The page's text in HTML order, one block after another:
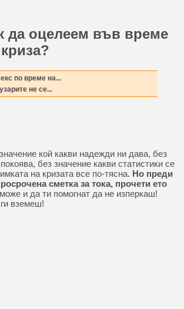
да оцелеем във време
по време на...
не се...
кой какви надежди ни дава, без
без значение какви статистики се
на кризата все по-тясна. Но преди
сметка за тока, прочети ето
и да ти помогнат да не изперкаш!
вземеш!